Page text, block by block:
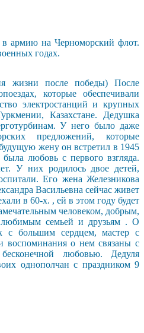
армию на Черноморский флот.
годах.
жизни после победы) После
которые обеспечивали
электростанций и крупных
Казахстане. Дедушка
У него было даже
предложений, которые
жену он встретил в 1945
любовь с первого взгляда.
У них родилось двое детей,
Его жена Железникова
Васильевна сейчас живет
в 60-х. , ей в этом году будет
человеком, добрым,
семьей и друзьям . О
с большим сердцем, мастер с
воспоминания о нем связаны с
любовью. Дедуля
однополчан с праздником 9